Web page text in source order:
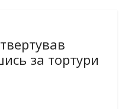
за тортури